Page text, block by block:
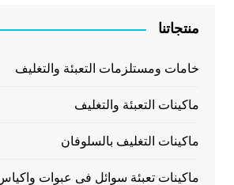
منتجاتنا
خامات ومستلزمات التعبئة والتغليف
ماكينات التعبئة والتغليف
ماكينات التغليف بالسلوفان
ماكينات تعبئة سوائل فى عبوات